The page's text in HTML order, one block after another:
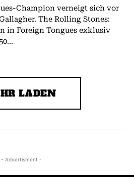
Champion verneigt sich vor
Rolling Stones:
in Foreign Tongues exklusiv
LADEN
- Advertisment -